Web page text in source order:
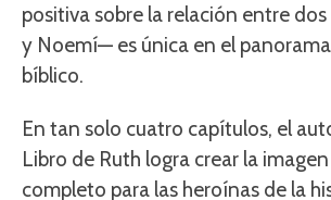
positiva sobre la relación entre
y Noemí— es única en el
bíblico.
En tan solo cuatro capítulos, el
Libro de Ruth logra crear la
completo para las heroínas de la